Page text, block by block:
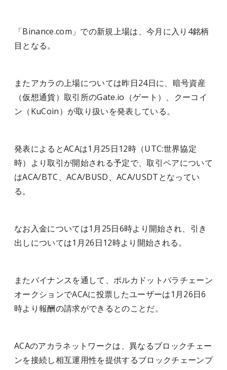
「Binance.com」での新規上場は、今月に入り4銘柄
目となる。
またアカラの上場については昨日24日に、暗号資産
（仮想通貨）取引所のGate.io（ゲート）、クーコイ
ン（KuCoin）が取り扱いを発表している。
発表によるとACAは1月25日12時（UTC:世界協定
時）より取引が開始される予定で、取引ペアについて
はACA/BTC、ACA/BUSD、ACA/USDTとなってい
る。
なお入金については1月25日6時より開始され、引き
出しについては1月26日12時より開始される。
またバイナンスを通して、ポルカドットパラチェーン
オークションでACAに投票したユーザーは1月26日6
時より報酬の請求ができるとのことだ。
ACAのアカラネットワークは、異なるブロックチェー
ンを接続し相互運用性を提供するブロックチェーンプ